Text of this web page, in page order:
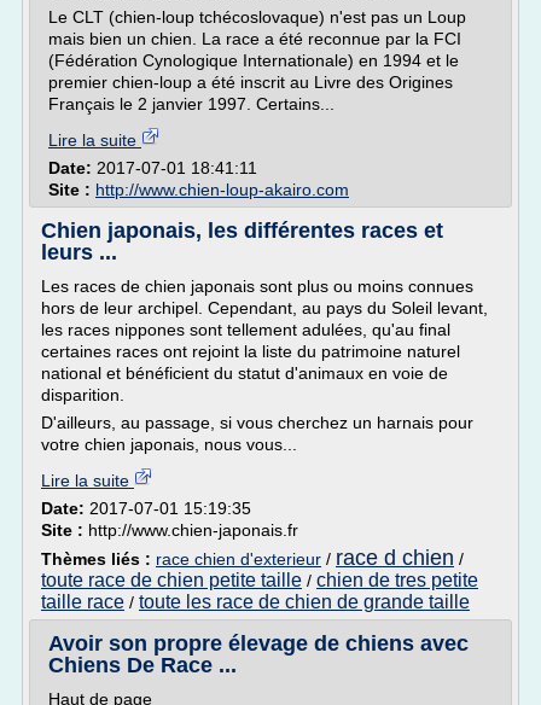
Le CLT (chien-loup tchécoslovaque) n'est pas un Loup
mais bien un chien. La race a été reconnue par la FCI
(Fédération Cynologique Internationale) en 1994 et le
premier chien-loup a été inscrit au Livre des Origines
Français le 2 janvier 1997. Certains...
Lire la suite
Date: 2017-07-01 18:41:11
Site : http://www.chien-loup-akairo.com
Chien japonais, les différentes races et
leurs ...
Les races de chien japonais sont plus ou moins connues
hors de leur archipel. Cependant, au pays du Soleil levant,
les races nippones sont tellement adulées, qu'au final
certaines races ont rejoint la liste du patrimoine naturel
national et bénéficient du statut d'animaux en voie de
disparition.
D'ailleurs, au passage, si vous cherchez un harnais pour
votre chien japonais, nous vous...
Lire la suite
Date: 2017-07-01 15:19:35
Site : http://www.chien-japonais.fr
Thèmes liés : race chien d'exterieur / race d chien /
toute race de chien petite taille / chien de tres petite
taille race / toute les race de chien de grande taille
Avoir son propre élevage de chiens avec
Chiens De Race ...
Haut de page